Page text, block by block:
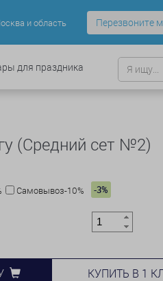
и область Перезвоните
для праздника
(Средний сет №2)
Самовывоз-10% -3%
КУПИТЬ В 1